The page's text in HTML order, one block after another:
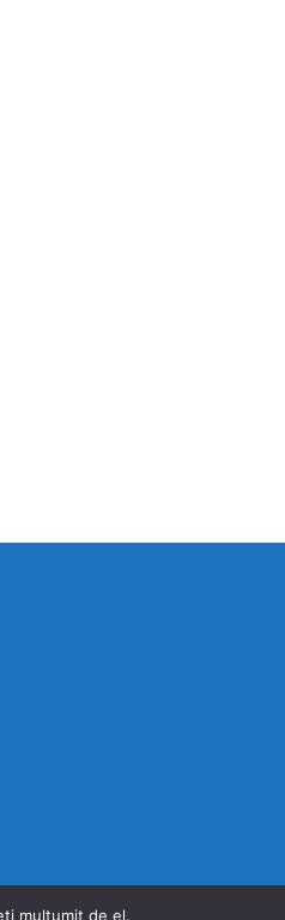
mulțumit de el.